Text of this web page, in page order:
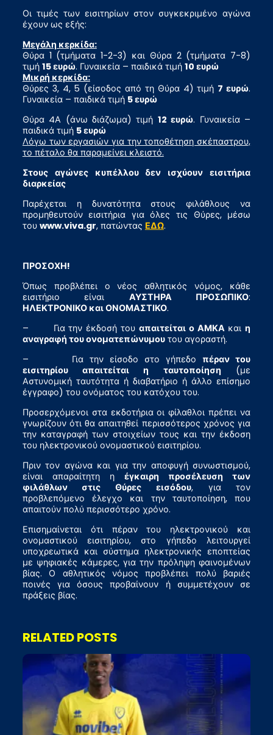
Οι τιμές των εισιτηρίων στον συγκεκριμένο αγώνα
έχουν ως εξής:
Μεγάλη κερκίδα:
Θύρα 1 (τμήματα 1-2-3) και Θύρα 2 (τμήματα 7-8)
τιμή 15 ευρώ. Γυναικεία – παιδικά τιμή 10 ευρώ
Μικρή κερκίδα:
Θύρες 3, 4, 5 (είσοδος από τη Θύρα 4) τιμή 7 ευρώ.
Γυναικεία – παιδικά τιμή 5 ευρώ
Θύρα 4Α (άνω διάζωμα) τιμή 12 ευρώ. Γυναικεία –
παιδικά τιμή 5 ευρώ
Λόγω των εργασιών για την τοποθέτηση σκέπαστρου,
το πέταλο θα παραμείνει κλειστό.
Στους αγώνες κυπέλλου δεν ισχύουν εισιτήρια
διαρκείας
Παρέχεται η δυνατότητα στους φιλάθλους να
προμηθευτούν εισιτήρια για όλες τις Θύρες, μέσω
του www.viva.gr, πατώντας ΕΔΩ.
ΠΡΟΣΟΧΗ!
Όπως προβλέπει ο νέος αθλητικός νόμος, κάθε
εισιτήριο είναι ΑΥΣΤΗΡΑ ΠΡΟΣΩΠΙΚΟ:
ΗΛΕΚΤΡΟΝΙΚΟ και ΟΝΟΜΑΣΤΙΚΟ.
– Για την έκδοσή του απαιτείται ο ΑΜΚΑκαιη
αναγραφή του ονοματεπώνυμουτου αγοραστή.
– Για την είσοδο στο γήπεδο πέραν του
εισιτηρίου απαιτείται η ταυτοποίηση (με
Αστυνομική ταυτότητα ή διαβατήριο ή άλλο επίσημο
έγγραφο) του ονόματος του κατόχου του.
Προσερχόμενοι στα εκδοτήρια οι φίλαθλοι πρέπει να
γνωρίζουν ότι θα απαιτηθεί περισσότερος χρόνος για
την καταγραφή των στοιχείων τους και την έκδοση
του ηλεκτρονικού ονομαστικού εισιτηρίου.
Πριν τον αγώνα και για την αποφυγή συνωστισμού,
είναι απαραίτητη ηέγκαιρη προσέλευση των
φιλάθλων στις Θύρες εισόδου, για τον
προβλεπόμενο έλεγχο και την ταυτοποίηση, που
απαιτούν πολύ περισσότερο χρόνο.
Επισημαίνεται ότι πέραν του ηλεκτρονικού και
ονομαστικού εισιτηρίου, στο γήπεδο λειτουργεί
υποχρεωτικά και σύστημα ηλεκτρονικής εποπτείας
με ψηφιακές κάμερες, για την πρόληψη φαινομένων
βίας. Ο αθλητικός νόμος προβλέπει πολύ βαριές
ποινές για όσους προβαίνουν ή συμμετέχουν σε
πράξεις βίας.
RELATED POSTS